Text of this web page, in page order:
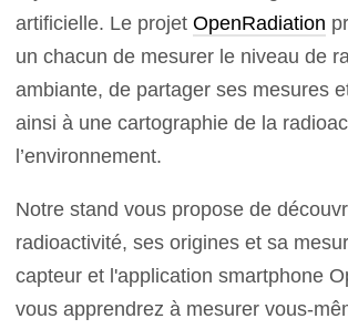
artificielle. Le projetOpenRadiation
un chacun de mesurer le niveau de
ambiante, de partager ses mesures
ainsi à une cartographie de la
l’environnement.
Notre stand vous propose de
radioactivité, ses origines et sa
capteur et l'application smartphone
vous apprendrez à mesurer vous-